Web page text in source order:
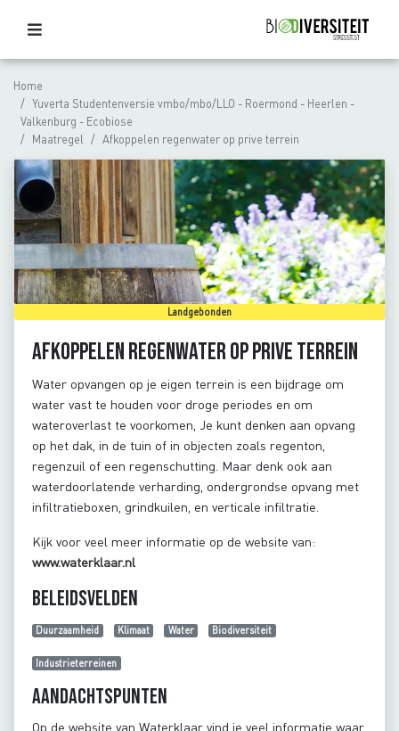
Home
Yuverta Studentenversie vmbo/mbo/LLO - Roermond - Heerlen -
Valkenburg - Ecobiose
Maatregel
Afkoppelen regenwater op prive terrein
Landgebonden
Afkoppelen regenwater op prive terrein
Water opvangen op je eigen terrein is een bijdrage om
water vast te houden voor droge periodes en om
wateroverlast te voorkomen, Je kunt denken aan opvang
op het dak, in de tuin of in objecten zoals regenton,
regenzuil of een regenschutting. Maar denk ook aan
waterdoorlatende verharding, ondergrondse opvang met
infiltratieboxen, grindkuilen, en verticale infiltratie.
Kijk voor veel meer informatie op de website van:
www.waterklaar.nl
Beleidsvelden
Duurzaamheid Klimaat Water Biodiversiteit
Industrieterreinen
Aandachtspunten
Op de website van Waterklaar vind je veel informatie waar